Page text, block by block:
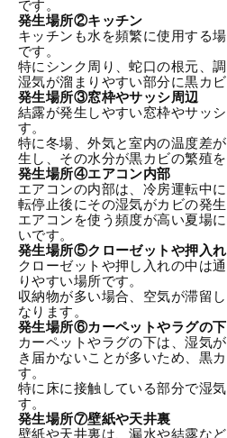
です。
発生場所②キッチン
キッチンも水を頻繁に使用する
です。
特にシンク周り、蛇口の根元、
湿気が溜まりやすい部分に黒カ
発生場所③窓枠やサッシ周辺
結露が発生しやすい窓枠やサッ
す。
特に冬場、外気と室内の温度差
生し、その水分が黒カビの繁殖を
発生場所④エアコン内部
エアコンの内部は、冷房運転中
転停止後にその湿気がカビの発生
エアコンを使う頻度が高い夏場
いです。
発生場所⑤クローゼットや押入れ
クローゼットや押し入れの中は
りやすい場所です。
収納物が多い場合、空気が滞留
なります。
発生場所⑥カーペットやラグの下
カーペットやラグの下は、湿気
き届かないことが多いため、黒
す。
特に床に接触している部分で湿
す。
発生場所⑦壁紙や天井裏
壁紙や天井裏は、漏水や結露な